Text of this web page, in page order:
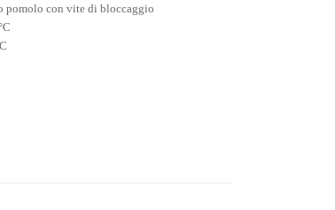
pomolo con vite di bloccaggio